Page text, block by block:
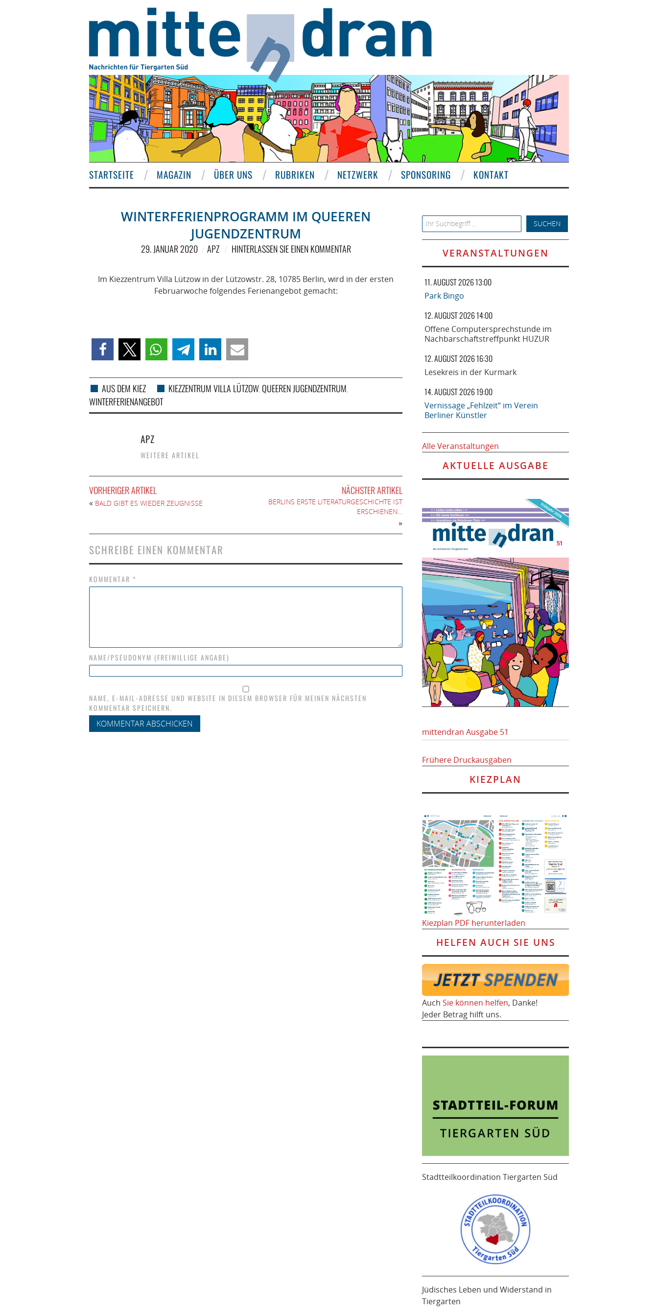
STARTSEITE MAGAZIN ÜBER UNS RUBRIKEN NETZWERK SPONSORING KONTAKT
WINTERFERIENPROGRAMM IM QUEEREN
JUGENDZENTRUM
29. JANUAR 2020 APZ HINTERLASSEN SIE EINEN KOMMENTAR
Im Kiezzentrum Villa Lützow in der Lützowstr. 28, 10785 Berlin, wird in der ersten
Februarwoche folgendes Ferienangebot gemacht:
AUS DEM KIEZ KIEZZENTRUM VILLA LÜTZOW, QUEEREN JUGENDZENTRUM,
WINTERFERIENANGEBOT
APZ
WEITERE ARTIKEL
VORHERIGER ARTIKEL
« BALD GIBT ES WIEDER ZEUGNISSE
NÄCHSTER ARTIKEL
BERLINS ERSTE LITERATURGESCHICHTE IST
ERSCHIENEN…
»
SCHREIBE EINEN KOMMENTAR
KOMMENTAR *
NAME/PSEUDONYM (FREIWILLIGE ANGABE)
NAME, E-MAIL-ADRESSE UND WEBSITE IN DIESEM BROWSER FÜR MEINEN NÄCHSTEN
KOMMENTAR SPEICHERN.
Search for:
VERANSTALTUNGEN
11. AUGUST 2026 13:00
Park Bingo
12. AUGUST 2026 14:00
Offene Computersprechstunde im
Nachbarschaftstreffpunkt HUZUR
12. AUGUST 2026 16:30
Lesekreis in der Kurmark
14. AUGUST 2026 19:00
Vernissage „Fehlzeit“ im Verein
Berliner Künstler
Alle Veranstaltungen
AKTUELLE AUSGABE
mittendran Ausgabe 51
Frühere Druckausgaben
KIEZPLAN
Kiezplan PDF herunterladen
HELFEN AUCH SIE UNS
Auch Sie können helfen, Danke!
Jeder Betrag hilft uns.
Stadtteilkoordination Tiergarten Süd
Jüdisches Leben und Widerstand in
Tiergarten